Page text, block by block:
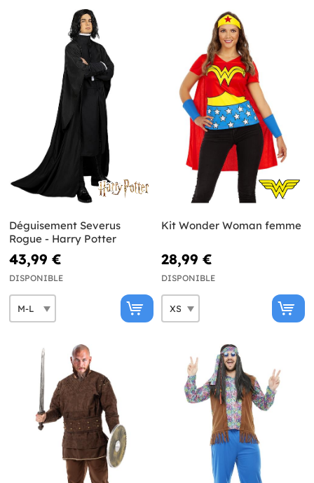
Déguisement Severus
Rogue - Harry Potter
43,99 €
DISPONIBLE
Kit Wonder Woman femme
28,99 €
DISPONIBLE